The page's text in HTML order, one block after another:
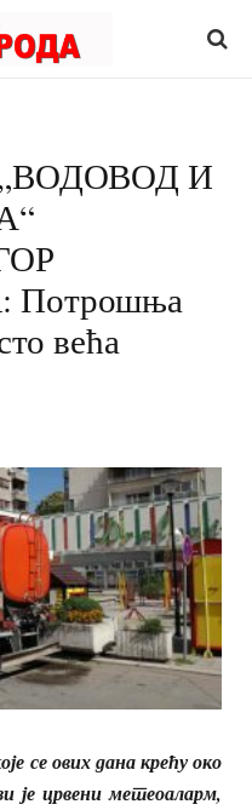
И
већа
се ових дана крећу око
је црвени метеоаларм,